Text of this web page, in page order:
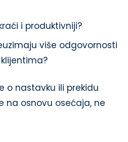
i produktivniji?
više odgovornosti
o nastavku ili prekidu
na osnovu osećaja, ne